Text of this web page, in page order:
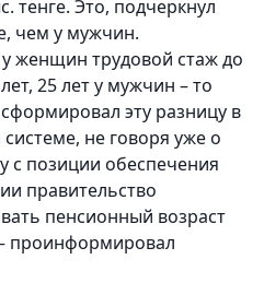
тенге. Это, подчеркнул
чем у мужчин.
женщин трудовой стаж до
25 лет у мужчин – то
эту разницу в
не говоря уже о
с позиции обеспечения
правительство
пенсионный возраст
проинформировал